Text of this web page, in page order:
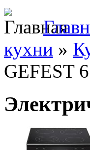
кухни »
GEFEST